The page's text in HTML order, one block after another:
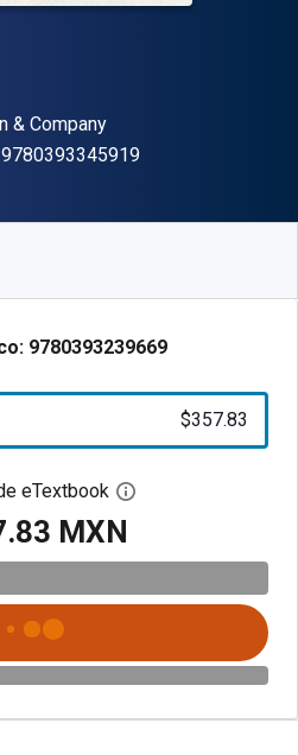
& Company
9780393345919"ISBN-13
9780393239669
$357.83
eTextbook Abre el cuadro de
MXN